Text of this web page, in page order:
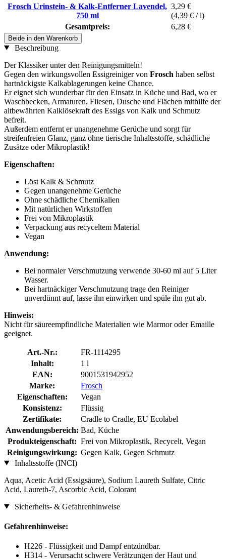
Frosch Urinstein- & Kalk-Entferner Lavendel,
750 ml
3,29 €
(4,39 € / l)
Gesamtpreis:
6,28 €
Beide in den Warenkorb
Beschreibung
Der Klassiker unter den Reinigungsmitteln!
Gegen den wirkungsvollen Essigreiniger von Frosch haben selbst
hartnäckigste Kalkablagerungen keine Chance.
Er eignet sich wunderbar für den Einsatz in Küche und Bad, wo er
Waschbecken, Armaturen, Fliesen, Dusche und Flächen mithilfe der
altbewährten Kalklösekraft des Essigs von Kalk und Schmutz
befreit.
Außerdem entfernt er unangenehme Gerüche und sorgt für
streifenfreien Glanz, ganz ohne tierische Inhaltsstoffe, schädliche
Zusätze oder Mikroplastik!
Eigenschaften:
Löst Kalk & Schmutz
Gegen unangenehme Gerüche
Ohne schädliche Chemikalien
Mit natürlichen Wirkstoffen
Frei von Mikroplastik
Verpackung aus recyceltem Material
Vegan
Anwendung:
Bei normaler Verschmutzung verwende 30-60 ml auf 5 Liter
Wasser.
Bei hartnäckiger Verschmutzung trage den Reiniger
unverdünnt auf, lasse ihn einwirken und spüle ihn gut ab.
Hinweis:
Nicht für säureempfindliche Materialien wie Marmor oder Emaille
geeignet.
Art.-Nr.:
FR-1114295
Inhalt:
1 l
EAN:
9001531942952
Marke:
Frosch
Eigenschaften:
Vegan
Konsistenz:
Flüssig
Zertifikate:
Cradle to Cradle, EU Ecolabel
Anwendungsbereich: Bad, Küche
Produkteigenschaft: Frei von Mikroplastik, Recycelt, Vegan
Reinigungswirkung: Gegen Kalk, Gegen Schmutz
Inhaltsstoffe (INCI)
Aqua, Acetic Acid (Essigsäure), Sodium Laureth Sulfate, Citric
Acid, Laureth-7, Ascorbic Acid, Colorant
Sicherheits- & Gefahrenhinweise
Gefahrenhinweise:
H226 - Flüssigkeit und Dampf entzündbar.
H314 - Verursacht schwere Verätzungen der Haut und